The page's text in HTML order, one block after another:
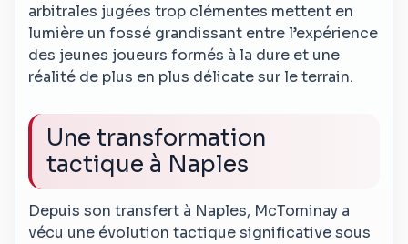
arbitrales jugées trop clémentes mettent en
lumière un fossé grandissant entre l’expérience
des jeunes joueurs formés à la dure et une
réalité de plus en plus délicate sur le terrain.
Une transformation
tactique à Naples
Depuis son transfert à Naples, McTominay a
vécu une évolution tactique significative sous